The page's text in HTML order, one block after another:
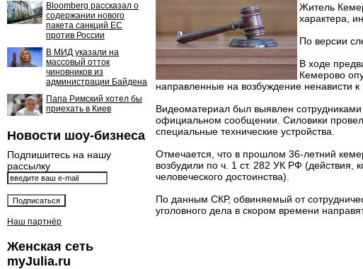
Bloomberg рассказал о
содержании нового
пакета санкций ЕС
против России
В МИД указали на
массовый отток
чиновников из
администрации Байдена
Папа Римский хотел бы
приехать в Киев
Новости шоу-бизнеса
Подпишитесь на нашу
рассылку
Наш партнёр
Женская сеть
myJulia.ru
Житель
характера,
По версии
В ходе
Кемерово
направленные на возбуждение ненависти к
Видеоматериал был выявлен
официальном сообщении. Силовики
специальные технические устройства.
Отмечается, что в прошлом 36-летний
возбудили по ч. 1 ст. 282 УК РФ (действия,
человеческого достоинства).
По данным СКР, обвиняемый от
уголовного дела в скором времени